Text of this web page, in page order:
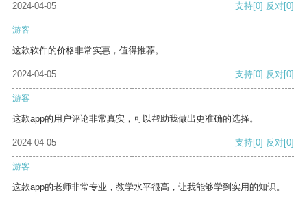
2024-04-05
支持[0] 反对[0]
游客
这款软件的价格非常实惠，值得推荐。
2024-04-05 支持[0] 反对[0]
游客
这款app的用户评论非常真实，可以帮助我做出更准确的选择。
2024-04-05 支持[0] 反对[0]
游客
这款app的老师非常专业，教学水平很高，让我能够学到实用的知识。